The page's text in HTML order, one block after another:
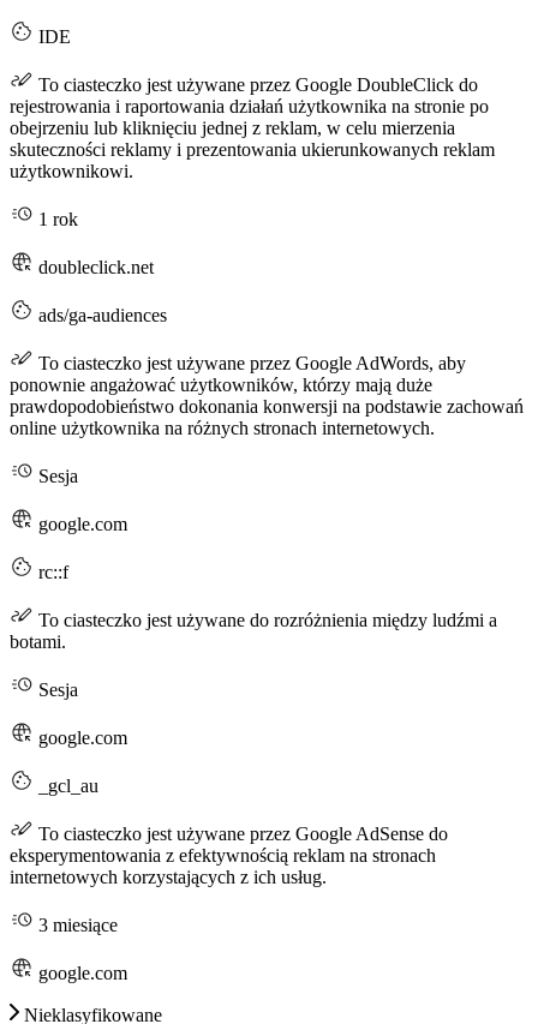
IDE
To ciasteczko jest używane przez Google DoubleClick do
rejestrowania i raportowania działań użytkownika na stronie po
obejrzeniu lub kliknięciu jednej z reklam, w celu mierzenia
skuteczności reklamy i prezentowania ukierunkowanych reklam
użytkownikowi.
1 rok
doubleclick.net
ads/ga-audiences
To ciasteczko jest używane przez Google AdWords, aby
ponownie angażować użytkowników, którzy mają duże
prawdopodobieństwo dokonania konwersji na podstawie zachowań
online użytkownika na różnych stronach internetowych.
Sesja
google.com
rc::f
To ciasteczko jest używane do rozróżnienia między ludźmi a
botami.
Sesja
google.com
_gcl_au
To ciasteczko jest używane przez Google AdSense do
eksperymentowania z efektywnością reklam na stronach
internetowych korzystających z ich usług.
3 miesiące
google.com
Nieklasyfikowane